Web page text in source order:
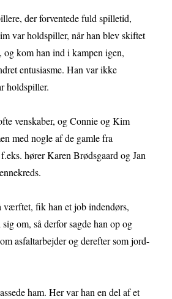
der forventede fuld spilletid,
var holdspiller, når han blev skiftet
og kom han ind i kampen igen,
entusiasme. Han var ikke
holdspiller.
venskaber, og Connie og Kim
med nogle af de gamle fra
hører Karen Brødsgaard og Jan
værftet, fik han et job indendørs,
om, så derfor sagde han op og
asfaltarbejder og derefter som jord-
ham. Her var han en del af et